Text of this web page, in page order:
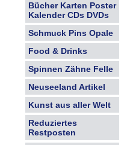
Bücher Karten Poster
Kalender CDs DVDs
Schmuck Pins Opale
Food & Drinks
Spinnen Zähne Felle
Neuseeland Artikel
Kunst aus aller Welt
Reduziertes
Restposten